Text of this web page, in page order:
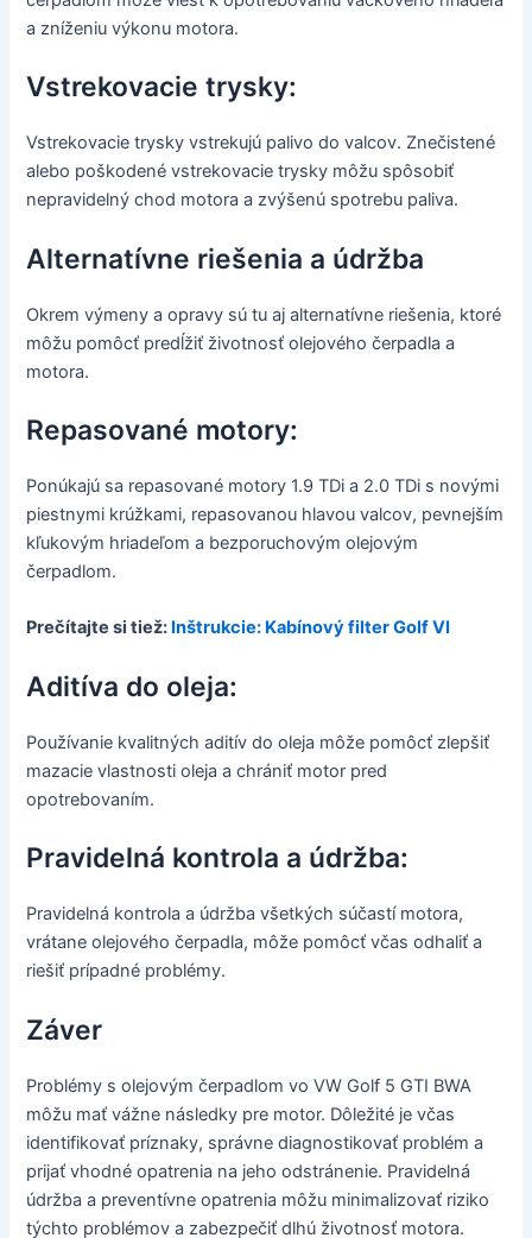
a zníženiu výkonu motora.
Vstrekovacie trysky:
Vstrekovacie trysky vstrekujú palivo do valcov. Znečistené
alebo poškodené vstrekovacie trysky môžu spôsobiť
nepravidelný chod motora a zvýšenú spotrebu paliva.
Alternatívne riešenia a údržba
Okrem výmeny a opravy sú tu aj alternatívne riešenia, ktoré
môžu pomôcť predĺžiť životnosť olejového čerpadla a
motora.
Repasované motory:
Ponúkajú sa repasované motory 1.9 TDi a 2.0 TDi s novými
piestnymi krúžkami, repasovanou hlavou valcov, pevnejším
kľukovým hriadeľom a bezporuchovým olejovým
čerpadlom.
Prečítajte si tiež: Inštrukcie: Kabínový filter Golf VI
Aditíva do oleja:
Používanie kvalitných aditív do oleja môže pomôcť zlepšiť
mazacie vlastnosti oleja a chrániť motor pred
opotrebovaním.
Pravidelná kontrola a údržba:
Pravidelná kontrola a údržba všetkých súčastí motora,
vrátane olejového čerpadla, môže pomôcť včas odhaliť a
riešiť prípadné problémy.
Záver
Problémy s olejovým čerpadlom vo VW Golf 5 GTI BWA
môžu mať vážne následky pre motor. Dôležité je včas
identifikovať príznaky, správne diagnostikovať problém a
prijať vhodné opatrenia na jeho odstránenie. Pravidelná
údržba a preventívne opatrenia môžu minimalizovať riziko
týchto problémov a zabezpečiť dlhú životnosť motora.